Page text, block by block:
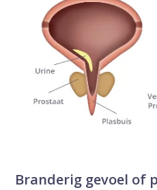
Branderig gevoel of